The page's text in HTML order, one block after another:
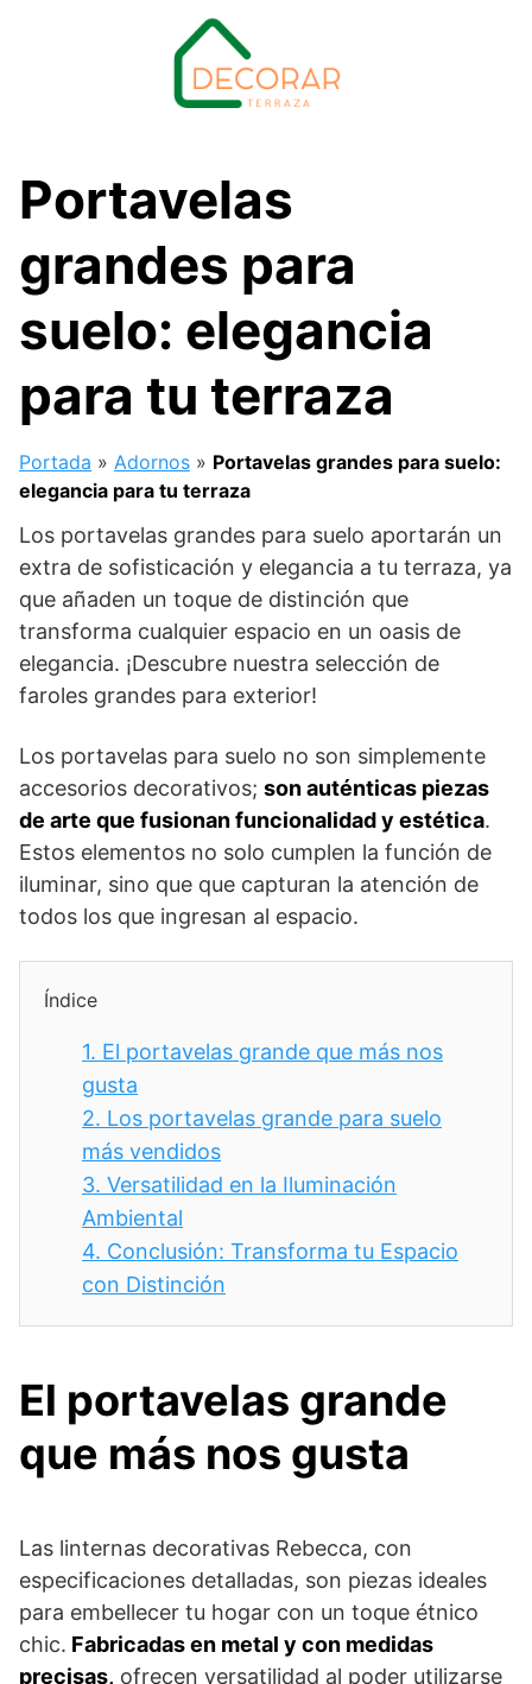
Portavelas
grandes para
suelo: elegancia
para tu terraza
Portada » Adornos » Portavelas grandes para suelo:
elegancia para tu terraza
Los portavelas grandes para suelo aportarán un
extra de sofisticación y elegancia a tu terraza, ya
que añaden un toque de distinción que
transforma cualquier espacio en un oasis de
elegancia. ¡Descubre nuestra selección de
faroles grandes para exterior!
Los portavelas para suelo no son simplemente
accesorios decorativos; son auténticas piezas
de arte que fusionan funcionalidad y estética.
Estos elementos no solo cumplen la función de
iluminar, sino que que capturan la atención de
todos los que ingresan al espacio.
Índice
1. El portavelas grande que más nos
gusta
2. Los portavelas grande para suelo
más vendidos
3. Versatilidad en la Iluminación
Ambiental
4. Conclusión: Transforma tu Espacio
con Distinción
El portavelas grande
que más nos gusta
Las linternas decorativas Rebecca, con
especificaciones detalladas, son piezas ideales
para embellecer tu hogar con un toque étnico
chic. Fabricadas en metal y con medidas
precisas, ofrecen versatilidad al poder utilizarse